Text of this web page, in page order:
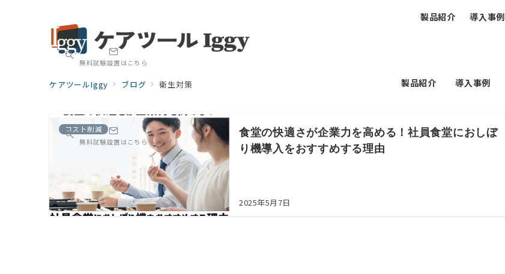
製品紹介 導入事例
無料試験設置はこちら
製品紹介 導入事例
無料試験設置はこちら
ケアツールIggy ブログ 衛生対策
コスト削減
食堂の快適さが企業力を高める！社員食堂におしぼ
り機導入をおすすめする理由
2025年5月7日